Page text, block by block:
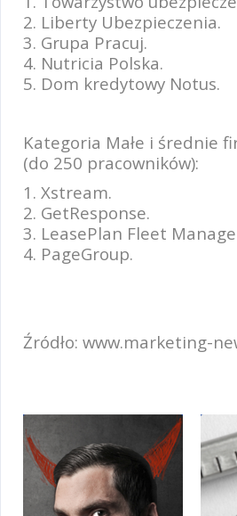
2. Liberty Ubezpieczenia.
3. Grupa Pracuj.
4. Nutricia Polska.
5. Dom kredytowy Notus.
Kategoria Małe i średnie
(do 250 pracowników):
1. Xstream.
2. GetResponse.
3. LeasePlan Fleet
4. PageGroup.
Źródło: www.marketing-